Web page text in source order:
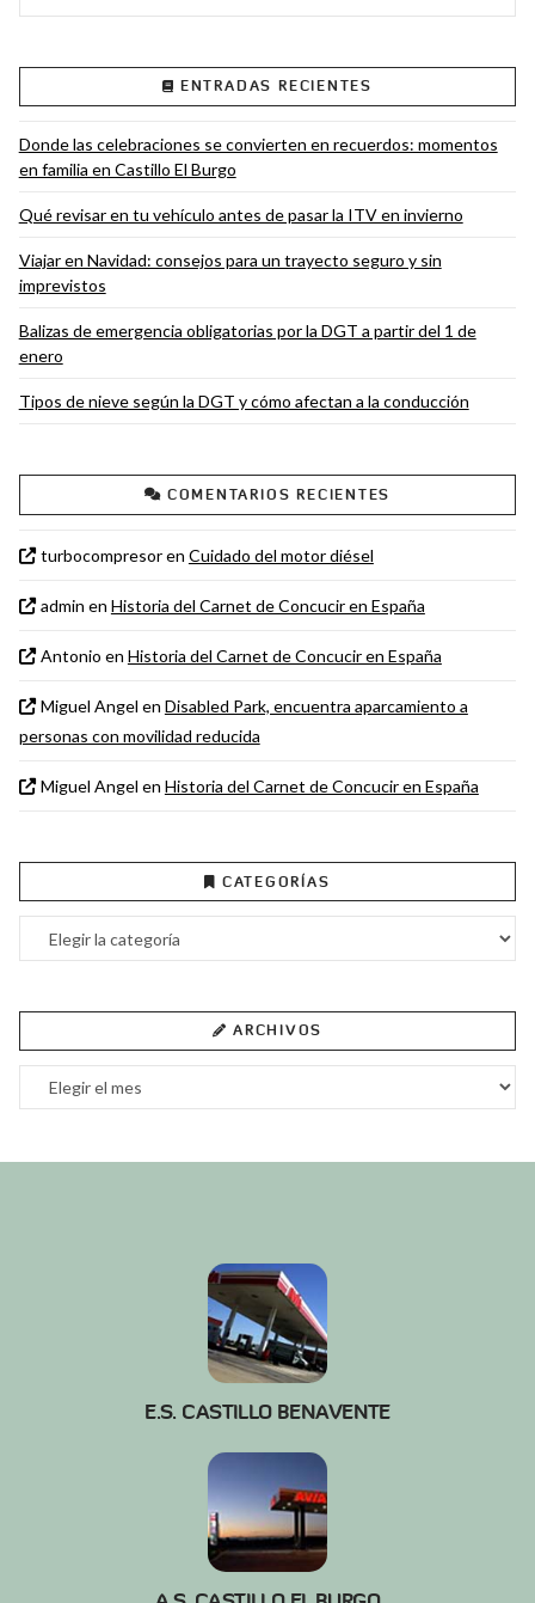
ENTRADAS RECIENTES
Donde las celebraciones se convierten en recuerdos: momentos
en familia en Castillo El Burgo
Qué revisar en tu vehículo antes de pasar la ITV en invierno
Viajar en Navidad: consejos para un trayecto seguro y sin
imprevistos
Balizas de emergencia obligatorias por la DGT a partir del 1 de
enero
Tipos de nieve según la DGT y cómo afectan a la conducción
COMENTARIOS RECIENTES
turbocompresoren Cuidado del motor diésel
admin en Historia del Carnet de Concucir en España
Antonio en Historia del Carnet de Concucir en España
Miguel Angel en Disabled Park, encuentra aparcamiento a
personas con movilidad reducida
Miguel Angel en Historia del Carnet de Concucir en España
CATEGORÍAS
Categorías
ARCHIVOS
Archivos
E.S. CASTILLO BENAVENTE